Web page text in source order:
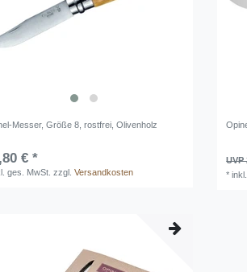
Messer, Größe 8, rostfrei, Olivenholz
€ *
ges. MwSt. zzgl.Versandkosten
UVP
*